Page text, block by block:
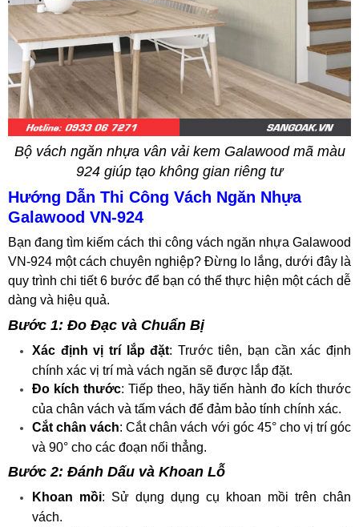
Bộ vách ngăn nhựa vân vải kem Galawood mã màu
924 giúp tạo không gian riêng tư
Hướng Dẫn Thi Công Vách Ngăn Nhựa
Galawood VN-924
Bạn đang tìm kiếm cách thi công vách ngăn nhựa Galawood
VN-924 một cách chuyên nghiệp? Đừng lo lắng, dưới đây là
quy trình chi tiết 6 bước để bạn có thể thực hiện một cách dễ
dàng và hiệu quả.
Bước 1: Đo Đạc và Chuẩn Bị
Xác định vị trí lắp đặt: Trước tiên, bạn cần xác định
chính xác vị trí mà vách ngăn sẽ được lắp đặt.
Đo kích thước: Tiếp theo, hãy tiến hành đo kích thước
của chân vách và tấm vách để đảm bảo tính chính xác.
Cắt chân vách: Cắt chân vách với góc 45° cho vị trí góc
và 90° cho các đoạn nối thẳng.
Bước 2: Đánh Dấu và Khoan Lỗ
Khoan mồi: Sử dụng dụng cụ khoan mồi trên chân
vách.